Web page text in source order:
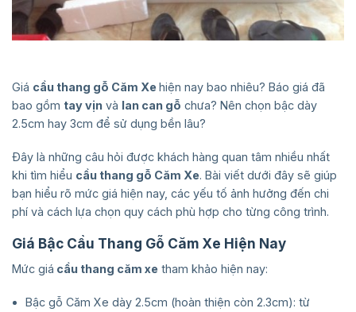
Giá cầu thang gỗ Căm Xe hiện nay bao nhiêu? Báo giá đã
bao gồm tay vịn và lan can gỗ chưa? Nên chọn bậc dày
2.5cm hay 3cm để sử dụng bền lâu?
Đây là những câu hỏi được khách hàng quan tâm nhiều nhất
khi tìm hiểu cầu thang gỗ Căm Xe. Bài viết dưới đây sẽ giúp
bạn hiểu rõ mức giá hiện nay, các yếu tố ảnh hưởng đến chi
phí và cách lựa chọn quy cách phù hợp cho từng công trình.
Giá Bậc Cầu Thang Gỗ Căm Xe Hiện Nay
Mức giá cầu thang căm xe tham khảo hiện nay:
Bậc gỗ Căm Xe dày 2.5cm (hoàn thiện còn 2.3cm): từ